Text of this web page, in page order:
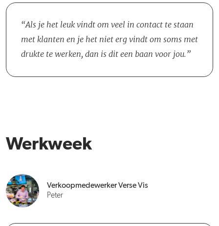
Als je het leuk vindt om veel in contact te staan
met klanten en je het niet erg vindt om soms met
drukte te werken, dan is dit een baan voor jou.
Werkweek
Verkoopmedewerker Verse Vis
Peter